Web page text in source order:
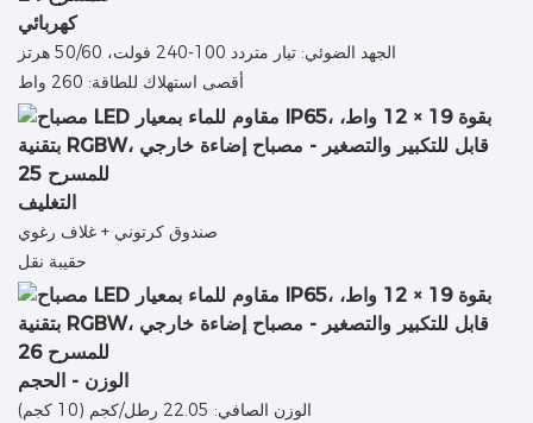
كهربائي
الجهد الضوئي: تيار متردد 100-240 فولت، 50/60 هرتز
أقصى استهلاك للطاقة: 260 واط
التغليف
صندوق كرتوني + غلاف رغوي
حقيبة نقل
الوزن - الحجم
الوزن الصافي: 22.05 رطل/كجم (10 كجم)